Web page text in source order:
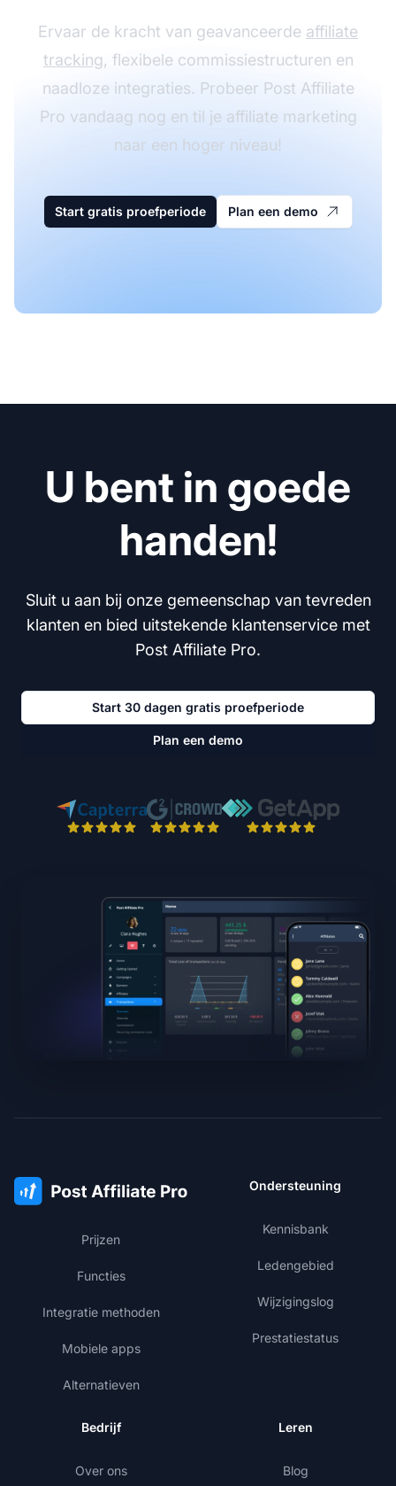
Ervaar de kracht van geavanceerde affiliate
tracking, flexibele commissiestructuren en
naadloze integraties. Probeer Post Affiliate
Pro vandaag nog en til je affiliate marketing
naar een hoger niveau!
Start gratis proefperiode Plan een demo
U bent in goede
handen!
Sluit u aan bij onze gemeenschap van tevreden
klanten en bied uitstekende klantenservice met
Post Affiliate Pro.
Start 30 dagen gratis proefperiode
Plan een demo
Prijzen
Functies
Integratie methoden
Mobiele apps
Alternatieven
Ondersteuning
Kennisbank
Ledengebied
Wijzigingslog
Prestatiestatus
Bedrijf
Over ons
Leren
Blog